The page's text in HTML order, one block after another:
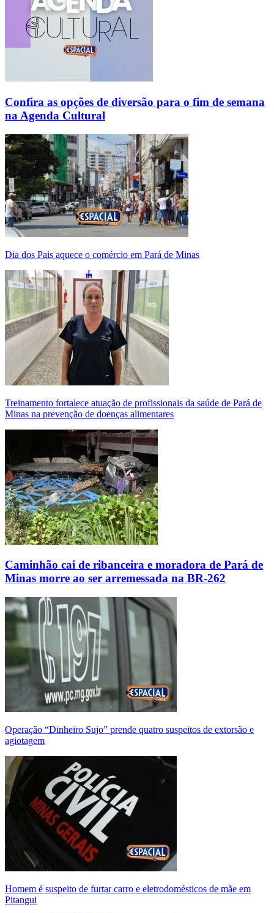
Confira as opções de diversão para o fim de semana
na Agenda Cultural
Dia dos Pais aquece o comércio em Pará de Minas
Treinamento fortalece atuação de profissionais da saúde de Pará de
Minas na prevenção de doenças alimentares
Caminhão cai de ribanceira e moradora de Pará de
Minas morre ao ser arremessada na BR-262
Operação “Dinheiro Sujo” prende quatro suspeitos de extorsão e
agiotagem
Homem é suspeito de furtar carro e eletrodomésticos de mãe em
Pitangui